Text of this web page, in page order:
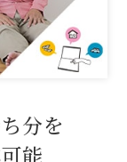
分を
能